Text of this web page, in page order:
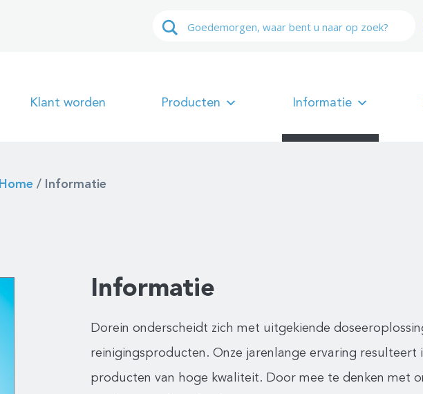
Klant worden Producten Informatie
Home/ Informatie
Informatie
Dorein onderscheidt zich met uitgekiende
reinigingsproducten. Onze jarenlange ervaring resulteert
producten van hoge kwaliteit. Door mee te denken met